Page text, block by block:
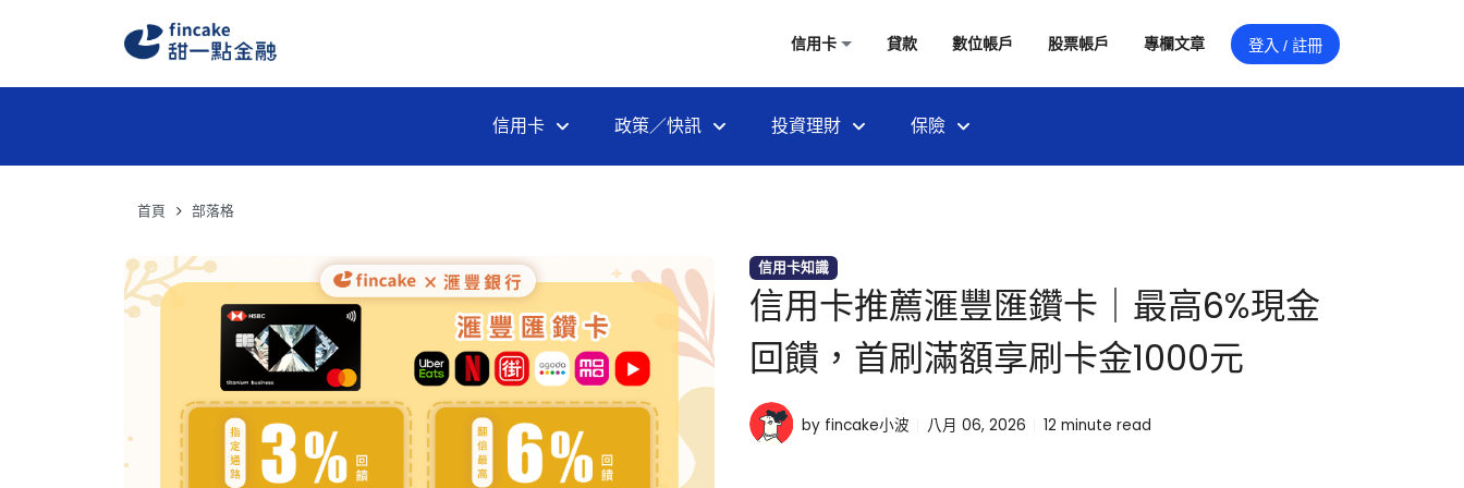
信用卡 貸款 數位帳戶 股票帳戶 專欄文章 登入 / 註冊
信用卡 政策／快訊 投資理財 保險
首頁 部落格
信用卡知識
信用卡推薦滙豐匯鑽卡｜最高6%現金
回饋，首刷滿額享刷卡金1000元
by fincake小波 八月 06, 2026 12 minute read